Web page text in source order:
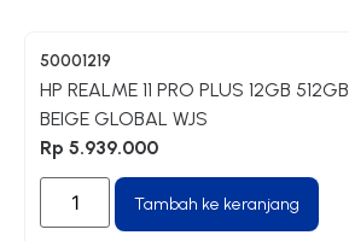
50001219
HP REALME 11 PRO PLUS 12GB 512GB
BEIGE GLOBAL WJS
Rp 5.939.000
Tambah ke keranjang